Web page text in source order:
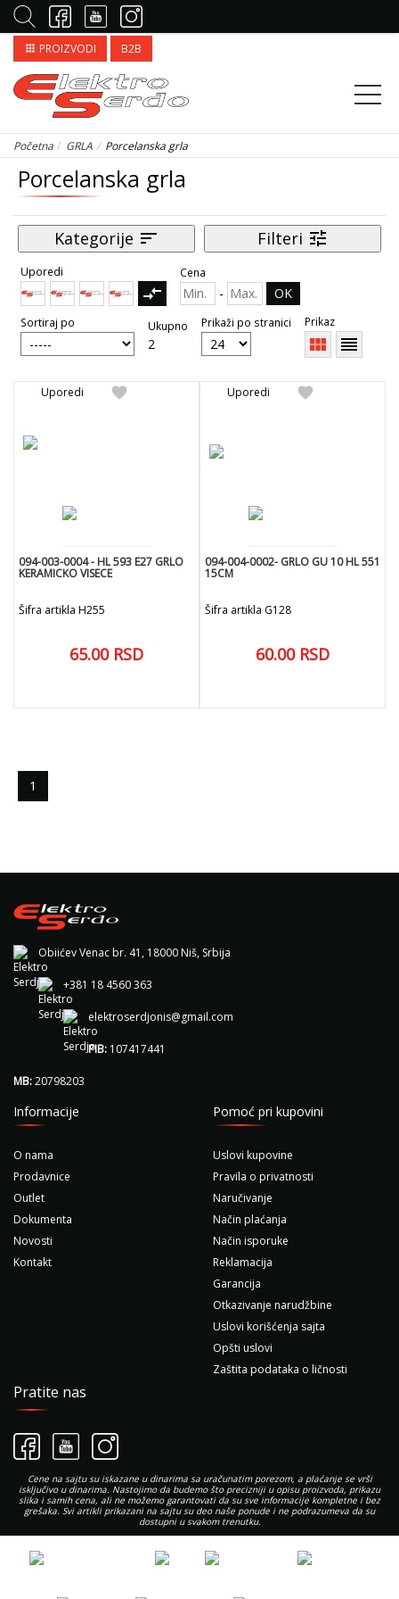
apps PROIZVODI B2B
Početna GRLA Porcelanska grla
Porcelanska grla
Kategorije sort Filteri tune
Uporedi
compare_arrows
Cena
- OK
Sortiraj po Ukupno
2
Prikaži po stranici Prikaz
view_module reorder
favorite
Uporedi
094-003-0004 - HL 593 E27 GRLO
KERAMICKO VISECE
Šifra artikla H255
65.00 RSD
favorite
Uporedi
094-004-0002- GRLO GU 10 HL 551
15CM
Šifra artikla G128
60.00 RSD
1
Obiićev Venac br. 41, 18000 Niš, Srbija
+381 18 4560 363
elektroserdjonis@gmail.com
PIB: 107417441
MB:20798203
Informacije
O nama
Prodavnice
Outlet
Dokumenta
Novosti
Kontakt
Pomoć pri kupovini
Uslovi kupovine
Pravila o privatnosti
Naručivanje
Način plaćanja
Način isporuke
Reklamacija
Garancija
Otkazivanje narudžbine
Uslovi korišćenja sajta
Opšti uslovi
Zaštita podataka o ličnosti
Pratite nas
Cene na sajtu su iskazane u dinarima sa uračunatim porezom, a plaćanje se vrši
isključivo u dinarima. Nastojimo da budemo što precizniji u opisu proizvoda, prikazu
slika i samih cena, ali ne možemo garantovati da su sve informacije kompletne i bez
grešaka. Svi artikli prikazani na sajtu su deo naše ponude i ne podrazumeva da su
dostupni u svakom trenutku.